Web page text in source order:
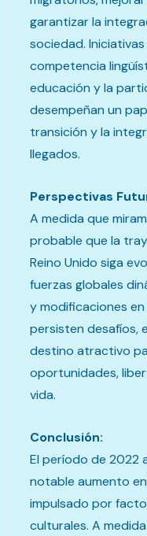
garantizar la
sociedad.
competencia
educación y la
desempeñan un
transición y la
llegados.
Perspectivas
A medida que
probable que la
Reino Unido siga
fuerzas globales
y modificaciones
persisten desafíos,
destino atractivo
oportunidades,
vida.
Conclusión:
El período de 2022
notable aumento
impulsado por
culturales. A